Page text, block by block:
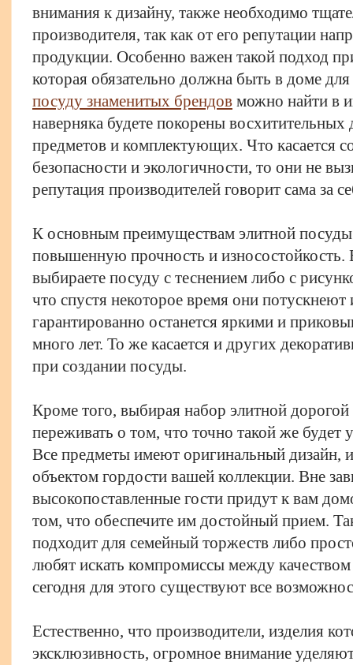
внимания к дизайну, также необходимо
производителя, так как от его репутации
продукции. Особенно важен такой подход
которая обязательно должна быть в доме
посуду знаменитых брендов можно найти в
наверняка будете покорены
предметов и комплектующих. Что касается
безопасности и экологичности, то они не
репутация производителей говорит сама за
К основным преимуществам элитной посуды
повышенную прочность и износостойкость.
выбираете посуду с теснением либо с
что спустя некоторое время они потускнеют
гарантированно останется яркими и
много лет. То же касается и других
при создании посуды.
Кроме того, выбирая набор элитной
переживать о том, что точно такой же
Все предметы имеют оригинальный дизайн,
объектом гордости вашей коллекции. Вне
высокопоставленные гости придут к вам
том, что обеспечите им достойный прием.
подходит для семейный торжеств либо
любят искать компромиссы между
сегодня для этого существуют все
Естественно, что производители, изделия
эксклюзивность, огромное внимание